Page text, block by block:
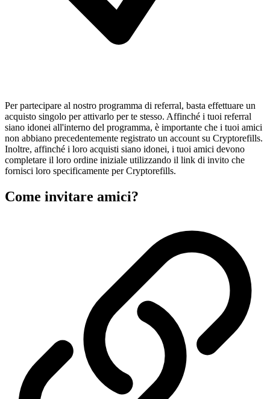
Per partecipare al nostro programma di referral, basta effettuare un
acquisto singolo per attivarlo per te stesso. Affinché i tuoi referral
siano idonei all'interno del programma, è importante che i tuoi amici
non abbiano precedentemente registrato un account su Cryptorefills.
Inoltre, affinché i loro acquisti siano idonei, i tuoi amici devono
completare il loro ordine iniziale utilizzando il link di invito che
fornisci loro specificamente per Cryptorefills.
Come invitare amici?